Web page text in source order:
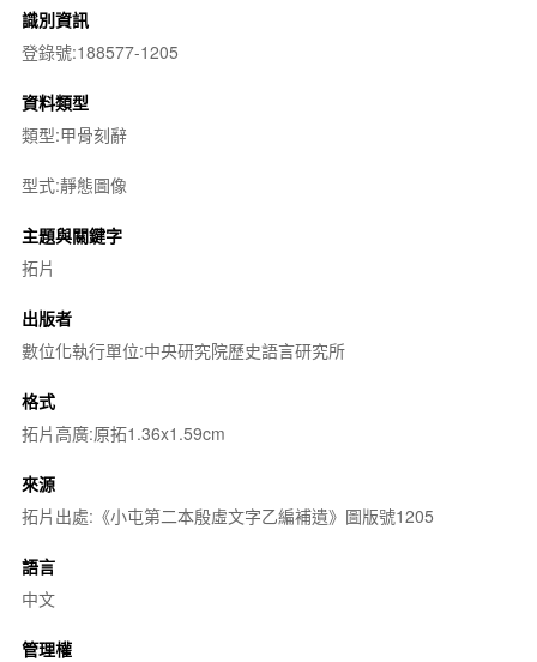
識別資訊
登錄號:188577-1205
資料類型
類型:甲骨刻辭
型式:靜態圖像
主題與關鍵字
拓片
出版者
數位化執行單位:中央研究院歷史語言研究所
格式
拓片高廣:原拓1.36x1.59cm
來源
拓片出處:《小屯第二本殷虛文字乙編補遺》圖版號1205
語言
中文
管理權